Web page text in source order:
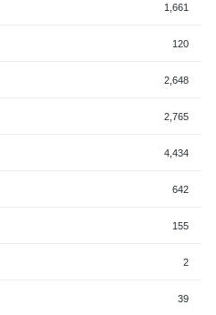
1,661
120
2,648
2,765
4,434
642
155
2
39